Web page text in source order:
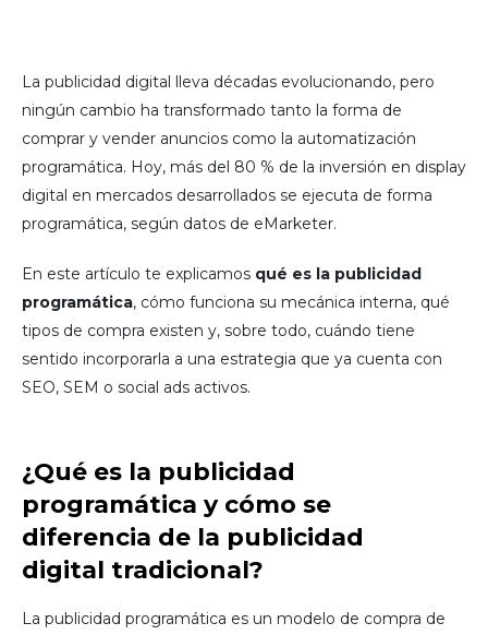
La publicidad digital lleva décadas evolucionando, pero
ningún cambio ha transformado tanto la forma de
comprar y vender anuncios como la automatización
programática. Hoy, más del 80 % de la inversión en display
digital en mercados desarrollados se ejecuta de forma
programática, según datos de eMarketer.
En este artículo te explicamos qué es la publicidad
programática, cómo funciona su mecánica interna, qué
tipos de compra existen y, sobre todo, cuándo tiene
sentido incorporarla a una estrategia que ya cuenta con
SEO, SEM o social ads activos.
¿Qué es la publicidad
programática y cómo se
diferencia de la publicidad
digital tradicional?
La publicidad programática es un modelo de compra de